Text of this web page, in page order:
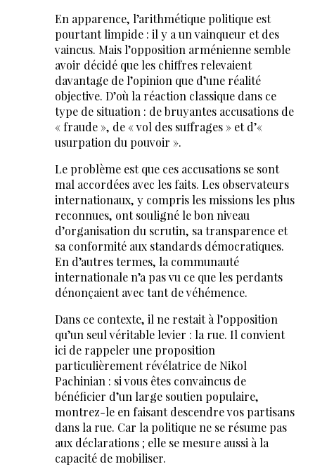
En apparence, l’arithmétique politique est
pourtant limpide : il y a un vainqueur et des
vaincus. Mais l’opposition arménienne semble
avoir décidé que les chiffres relevaient
davantage de l’opinion que d’une réalité
objective. D’où la réaction classique dans ce
type de situation : de bruyantes accusations de
« fraude », de « vol des suffrages » et d’«
usurpation du pouvoir ».
Le problème est que ces accusations se sont
mal accordées avec les faits. Les observateurs
internationaux, y compris les missions les plus
reconnues, ont souligné le bon niveau
d’organisation du scrutin, sa transparence et
sa conformité aux standards démocratiques.
En d’autres termes, la communauté
internationale n’a pas vu ce que les perdants
dénonçaient avec tant de véhémence.
Dans ce contexte, il ne restait à l’opposition
qu’un seul véritable levier : la rue. Il convient
ici de rappeler une proposition
particulièrement révélatrice de Nikol
Pachinian : si vous êtes convaincus de
bénéficier d’un large soutien populaire,
montrez-le en faisant descendre vos partisans
dans la rue. Car la politique ne se résume pas
aux déclarations ; elle se mesure aussi à la
capacité de mobiliser.